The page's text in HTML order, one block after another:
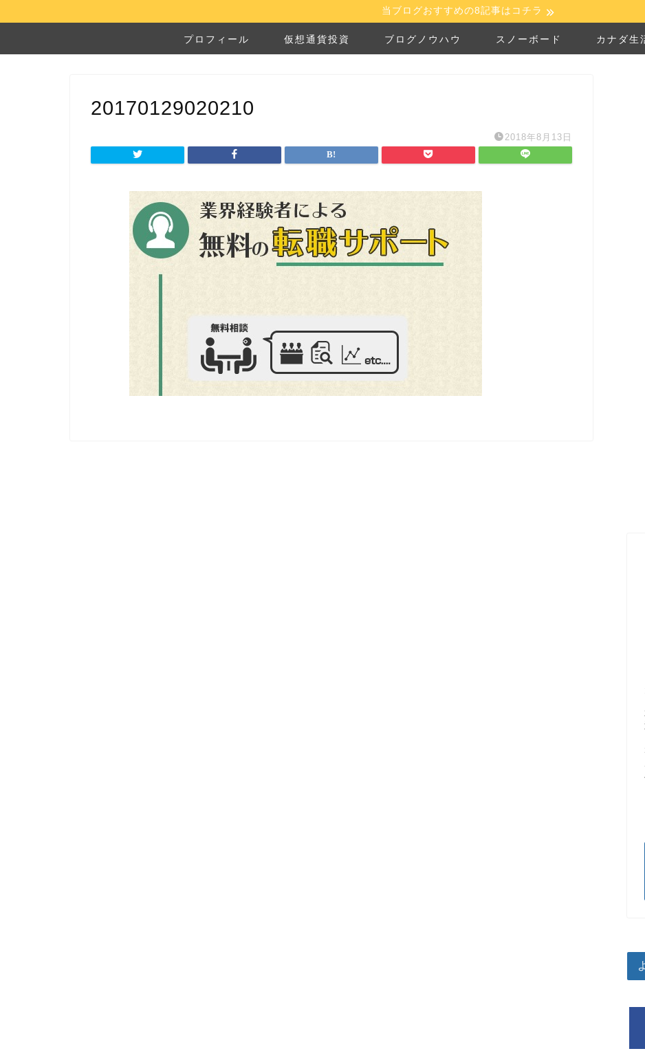
当ブログおすすめの8記事はコチラ
プロフィール 仮想通貨投資 ブログノウハウ スノーボード カナダ生
20170129020210
2018年8月13日